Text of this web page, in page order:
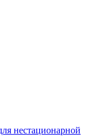
нестационарной